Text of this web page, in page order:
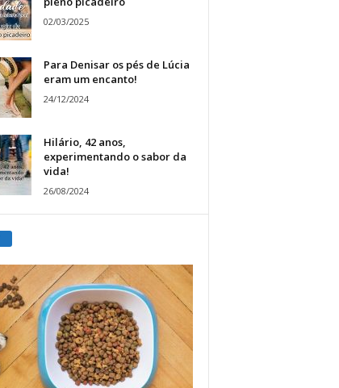
02/03/2025
Para Denisar os pés de Lúcia
eram um encanto!
24/12/2024
Hilário, 42 anos,
experimentando o sabor da
vida!
26/08/2024